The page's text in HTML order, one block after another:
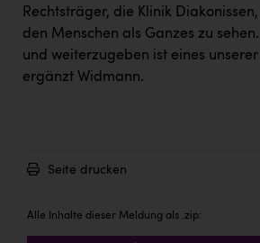
Rechtsträger, die Klinik
den Menschen als Ganzes zu
und weiterzugeben ist eines unserer
ergänzt Widmann.
Seite drucken
Alle Inhalte dieser Meldung als .zip: